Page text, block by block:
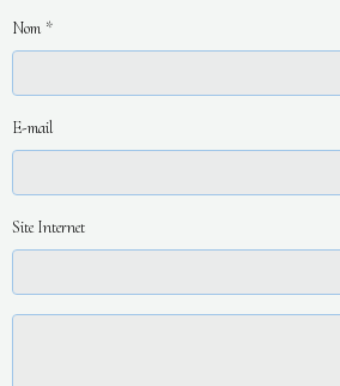
Nom
E-mail
Site Internet